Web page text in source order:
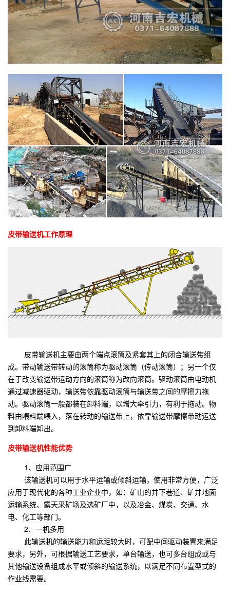
皮带输送机工作原理
皮带输送机主要由两个端点滚筒及紧套其上的闭合输送带组
成。带动输送带转动的滚筒称为驱动滚筒（传动滚筒）；另一个仅
在于改变输送带运动方向的滚筒称为改向滚筒。驱动滚筒由电动机
通过减速器驱动，输送带依靠驱动滚筒与输送带之间的摩擦力拖
动。驱动滚筒一般都装在卸料端，以增大牵引力，有利于拖动。物
料由喂料端喂入，落在转动的输送带上，依靠输送带摩擦带动运送
到卸料端卸出。
皮带输送机性能优势
1、应用范围广
该输送机可以用于水平运输或倾斜运输，使用非常方便，广泛
应用于现代化的各种工业企业中，如：矿山的井下巷道、矿井地面
运输系统、露天采矿场及选矿厂中，以及冶金、煤炭、交通、水
电、化工等部门。
2、一机多用
此输送机的输送能力和运距较大时，可配中间驱动装置来满足
要求，另外，可根据输送工艺要求，单台输送，也可多台组成或与
其他输送设备组成水平或倾斜的输送系统，以满足不同布置型式的
作业线需要。